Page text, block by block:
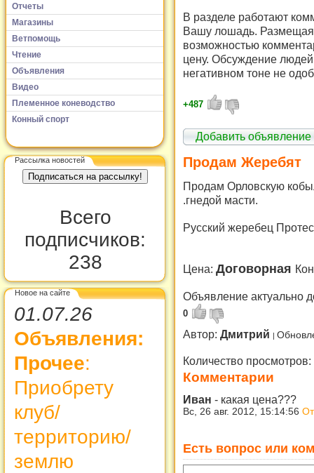
Отчеты
Магазины
Ветпомощь
Чтение
Объявления
Видео
Племенное коневодство
Конный спорт
Рассылка новостей
Всего
подписчиков:
238
Новое на сайте
01.07.26
Объявления:
Прочее:
Приобрету
клуб/
территорию/
землю
В разделе работают
Вашу лошадь. Размещая
возможностью
цену. Обсуждение
негативном тоне не
+487
Добавить объявление
Продам Жеребят
Продам Орловскую
.гнедой масти.
Русский жеребец
Цена: Договорная
Объявление актуально
0
Автор: Дмитрий
Количество просмотров:
Комментарии
Иван - какая цена???
Вс, 26 авг. 2012, 15:14:56
Есть вопрос или